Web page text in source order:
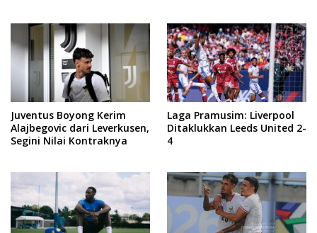
Juventus Boyong Kerim
Alajbegovic dari Leverkusen,
Segini Nilai Kontraknya
Laga Pramusim: Liverpool
Ditaklukkan Leeds United 2-
4